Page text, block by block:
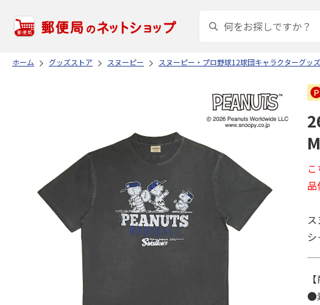
ホーム グッズストア スヌーピー スヌーピー・プロ野球12球団キャラクターグッズ
M
品
シ
●